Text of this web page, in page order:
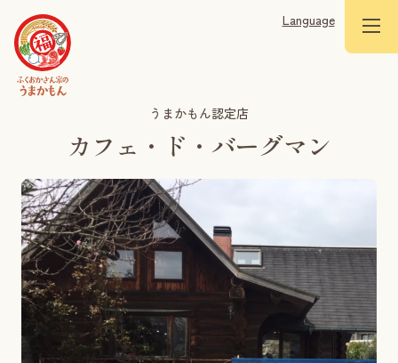
Language
うまかもん認定店
カフェ・ド・バーグマン